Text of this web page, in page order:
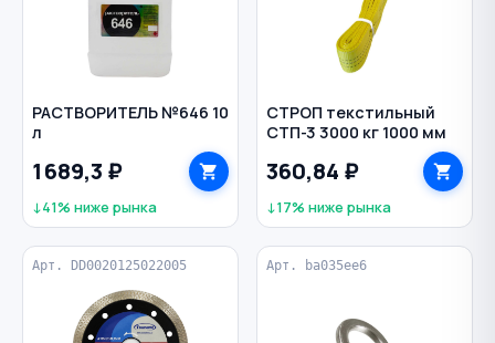
РАСТВОРИТЕЛЬ №646 10
л
1 689,3 ₽
↓41% ниже рынка
СТРОП текстильный
СТП-3 3000 кг 1000 мм
360,84 ₽
↓17% ниже рынка
Арт. DD0020125022005 Арт. ba035ee6